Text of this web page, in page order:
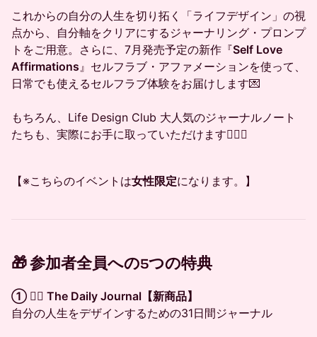
これからの自分の人生を切り拓く「ライフデザイン」の視
点から、自分軸をクリアにするジャーナリング・プロンプ
トをご用意。さらに、7月発売予定の新作『Self Love
Affirmations』セルフラブ・アファメーションを使って、
日常でも使えるセルフラブ体験をお届けします💌
もちろん、Life Design Club 大人気のジャーナルノート
たちも、実際にお手に取っていただけます✍🏼📙
【※こちらのイベントは女性限定になります。】
🎁 参加者全員への5つの特典
① ✍🏼 The Daily Journal【新商品】
自分の人生をデザインするための31日間ジャーナル